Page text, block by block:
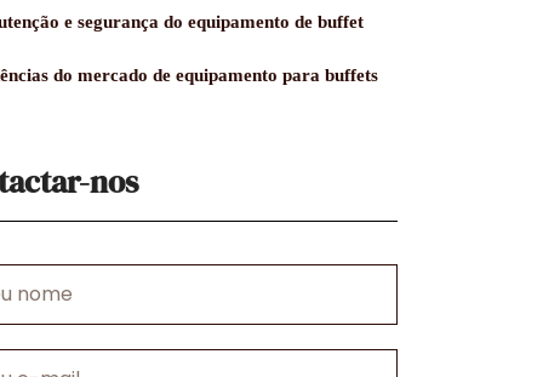
e segurança do equipamento de buffet
do mercado de equipamento para buffets
nos